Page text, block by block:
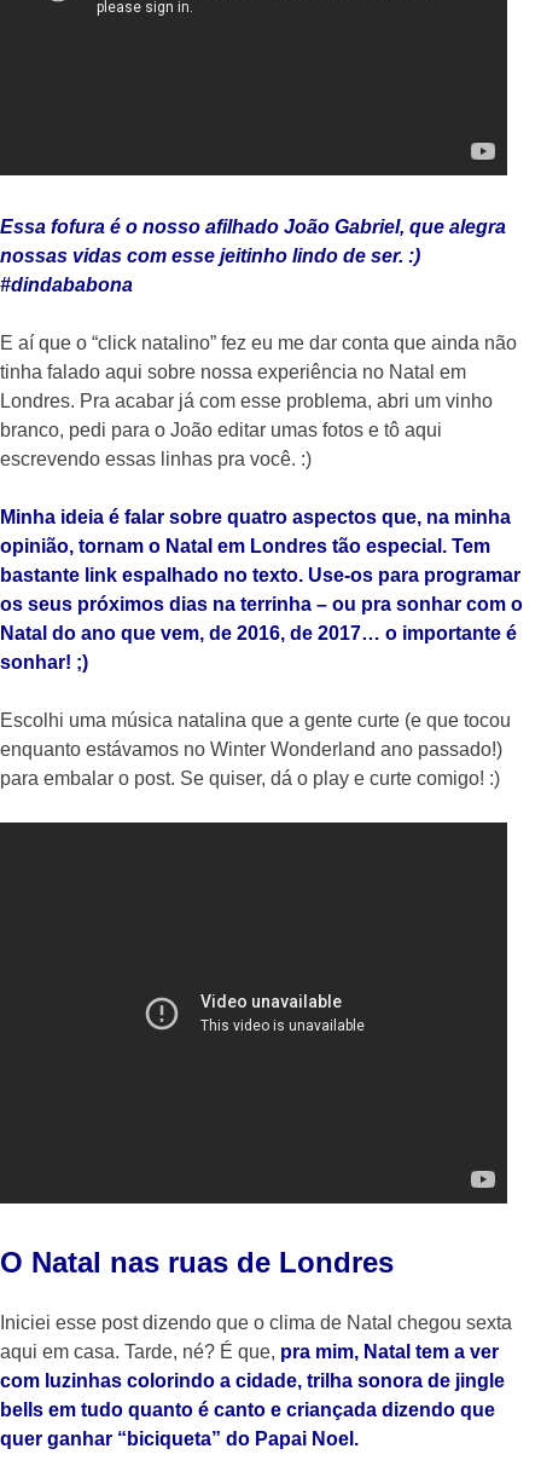
Essa fofura é o nosso afilhado João Gabriel, que alegra
nossas vidas com esse jeitinho lindo de ser. :)
#dindababona
E aí que o “click natalino” fez eu me dar conta que ainda não
tinha falado aqui sobre nossa experiência no Natal em
Londres. Pra acabar já com esse problema, abri um vinho
branco, pedi para o João editar umas fotos e tô aqui
escrevendo essas linhas pra você. :)
Minha ideia é falar sobre quatro aspectos que, na minha
opinião, tornam o Natal em Londres tão especial. Tem
bastante link espalhado no texto. Use-os para programar
os seus próximos dias na terrinha – ou pra sonhar com o
Natal do ano que vem, de 2016, de 2017… o importante é
sonhar! ;)
Escolhi uma música natalina que a gente curte (e que tocou
enquanto estávamos no Winter Wonderland ano passado!)
para embalar o post. Se quiser, dá o play e curte comigo! :)
O Natal nas ruas de Londres
Iniciei esse post dizendo que o clima de Natal chegou sexta
aqui em casa. Tarde, né? É que, pra mim, Natal tem a ver
com luzinhas colorindo a cidade, trilha sonora de jingle
bells em tudo quanto é canto e criançada dizendo que
quer ganhar “biciqueta” do Papai Noel.